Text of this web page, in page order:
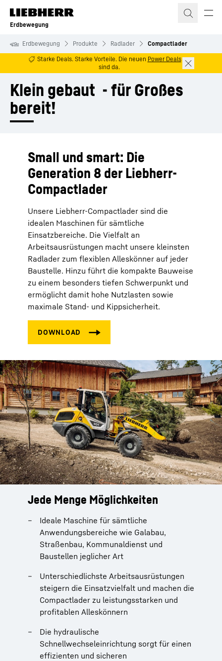
Zum Inhalt springen
Erdbewegung
Erdbewegung Produkte Radlader Compactlader
Starke Deals. Starke Vorteile. Die neuen Power Deals
sind da.
Klein gebaut  - für Großes
bereit!
Small und smart: Die
Generation 8 der Liebherr-
Compactlader
Unsere Liebherr-Compactlader sind die
idealen Maschinen für sämtliche
Einsatzbereiche. Die Vielfalt an
Arbeitsausrüstungen macht unsere kleinsten
Radlader zum flexiblen Alleskönner auf jeder
Baustelle. Hinzu führt die kompakte Bauweise
zu einem besonders tiefen Schwerpunkt und
ermöglicht damit hohe Nutzlasten sowie
maximale Stand- und Kippsicherheit.
Jede Menge Möglichkeiten
Ideale Maschine für sämtliche
Anwendungsbereiche wie Galabau,
Straßenbau, Kommunaldienst und
Baustellen jeglicher Art
Unterschiedlichste Arbeitsausrüstungen
steigern die Einsatzvielfalt und machen die
Compactlader zu leistungsstarken und
profitablen Alleskönnern
Die hydraulische
Schnellwechseleinrichtung sorgt für einen
effizienten und sicheren